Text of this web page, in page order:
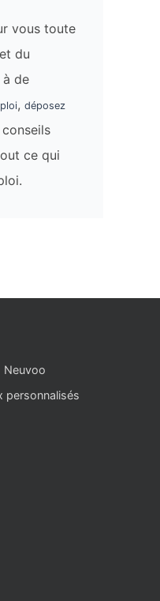
vous toute
du
à de
, déposez
ce qui
Neuvoo
personnalisés